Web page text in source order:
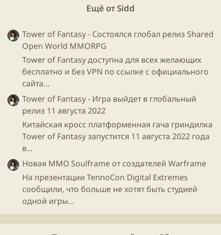
же у всех должны быть выходные, поэтому если
составляет 100.000 игроков, то они все будут вопить,
словно их режут.
Мы стараемся, и я думаю это должны делать все
студии, независимо от того, маленькие они, или
большие. Просто многие люди не слишком хорошо
разбираются в игровом бизнесе и поэтому смотрят
сквозь контекст, не обращая внимания на детали,
из-за чего у них и складывается неверное
представление о проекте. (с)
Вот вроде бы и неплохо сказал, но тем не менее
один игровой Мавроди защищает других игровых
Мавроди =) Хотя для кого-то может не Мавроди, а
Ещё от Sidd
Tower of Fantasy - Состоялся глобал релиз Shared
Open World MMORPG
Tower of Fantasy доступна для всех желающих
бесплатно и без VPN по ссылке с официального
сайта...
Tower of Fantasy - Игра выйдет в глобальный
релиз 11 августа 2022
Китайская кросс платформенная гача гриндилка
Tower of Fantasy запустится 11 августа 2022 года
в...
Новая ММО Soulframe от создателей Warframe
На презентации TennoCon Digital Extremes
сообщили, что больше не хотят быть студией
одной игры...